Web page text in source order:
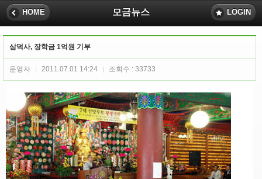
HOME 모금뉴스 LOGIN
삼덕사, 장학금 1억원 기부
운영자 2011.07.01 14:24 조회수 : 33733